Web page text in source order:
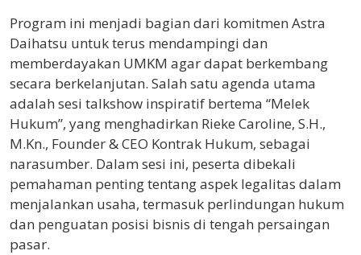
Program ini menjadi bagian dari komitmen Astra
Daihatsu untuk terus mendampingi dan
memberdayakan UMKM agar dapat berkembang
secara berkelanjutan. Salah satu agenda utama
adalah sesi talkshow inspiratif bertema “Melek
Hukum”, yang menghadirkan Rieke Caroline, S.H.,
M.Kn., Founder & CEO Kontrak Hukum, sebagai
narasumber. Dalam sesi ini, peserta dibekali
pemahaman penting tentang aspek legalitas dalam
menjalankan usaha, termasuk perlindungan hukum
dan penguatan posisi bisnis di tengah persaingan
pasar.